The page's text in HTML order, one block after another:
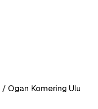
/ Ogan Komering Ulu